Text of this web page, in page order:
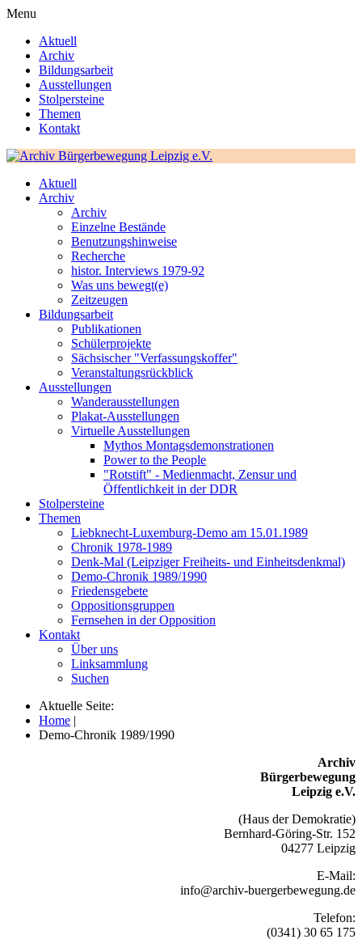
Menu
Aktuell
Archiv
Bildungsarbeit
Ausstellungen
Stolpersteine
Themen
Kontakt
Aktuell
Archiv
Archiv
Einzelne Bestände
Benutzungshinweise
Recherche
histor. Interviews 1979-92
Was uns bewegt(e)
Zeitzeugen
Bildungsarbeit
Publikationen
Schülerprojekte
Sächsischer "Verfassungskoffer"
Veranstaltungsrückblick
Ausstellungen
Wanderausstellungen
Plakat-Ausstellungen
Virtuelle Ausstellungen
Mythos Montagsdemonstrationen
Power to the People
"Rotstift" - Medienmacht, Zensur und
Öffentlichkeit in der DDR
Stolpersteine
Themen
Liebknecht-Luxemburg-Demo am 15.01.1989
Chronik 1978-1989
Denk-Mal (Leipziger Freiheits- und Einheitsdenkmal)
Demo-Chronik 1989/1990
Friedensgebete
Oppositionsgruppen
Fernsehen in der Opposition
Kontakt
Über uns
Linksammlung
Suchen
Aktuelle Seite:
Home |
Demo-Chronik 1989/1990
Archiv
Bürgerbewegung
Leipzig e.V.
(Haus der Demokratie)
Bernhard-Göring-Str. 152
04277 Leipzig
E-Mail:
info@archiv-buergerbewegung.de
Telefon:
(0341) 30 65 175